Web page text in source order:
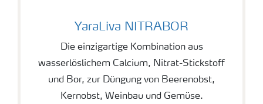
YaraLiva NITRABOR
YaraLiva NITRABOR
Die einzigartige Kombination aus
wasserlöslichem Calcium, Nitrat-Stickstoff
und Bor, zur Düngung von Beerenobst,
Kernobst, Weinbau und Gemüse.